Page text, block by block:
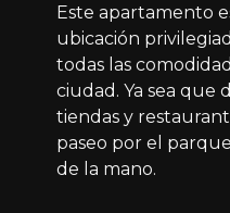
Este apartamento
ubicación
todas las
ciudad. Ya sea que
tiendas y
paseo por el
de la mano.